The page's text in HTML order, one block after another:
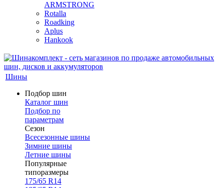
ARMSTRONG
Rotalla
Roadking
Aplus
Hankook
Шины
Подбор шин
Каталог шин
Подбор по
параметрам
Сезон
Всесезонные шины
Зимние шины
Летние шины
Популярные
типоразмеры
175/65 R14